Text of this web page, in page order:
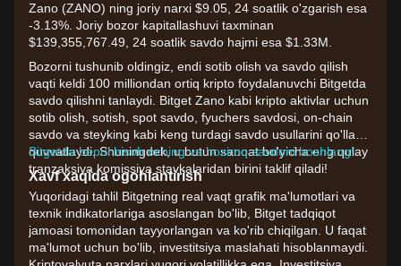
Zano (ZANO) ning joriy narxi $9.05, 24 soatlik o'zgarish esa
-3.13%. Joriy bozor kapitallashuvi taxminan
$139,355,767.49, 24 soatlik savdo hajmi esa $1.33M.
Bozorni tushunib oldingiz, endi sotib olish va savdo qilish
vaqti keldi 100 milliondan ortiq kripto foydalanuvchi Bitgetda
savdo qilishni tanlaydi. Bitget Zano kabi kripto aktivlar uchun
sotib olish, sotish, spot savdo, fyuchers savdosi, on-chain
savdo va steyking kabi keng turdagi savdo usullarini qo'llab-
quvvatlaydi. Shuningdek, u butun sanoat bo'yicha eng qulay
tranzaksiya komissiya stavkalaridan birini taklif qiladi!
Bitgetda bepul hisob oching va hoziroq savdoni boshlang!
Xavf xaqida ogohlantirish
Yuqoridagi tahlil Bitgetning real vaqt grafik ma'lumotlari va
texnik indikatorlariga asoslangan bo'lib, Bitget tadqiqot
jamoasi tomonidan tayyorlangan va ko'rib chiqilgan. U faqat
ma'lumot uchun bo'lib, investitsiya maslahati hisoblanmaydi.